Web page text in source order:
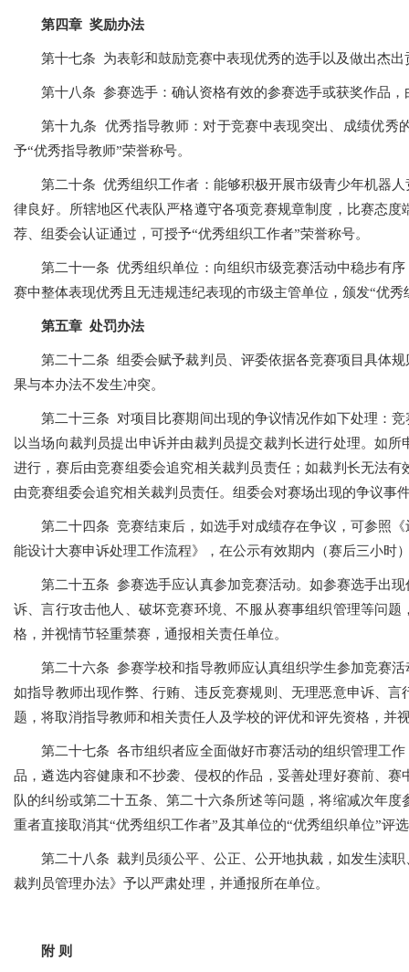
第四章 奖励办法
第十七条 为表彰和鼓励竞赛中表现优秀的选手以及做出杰
第十八条 参赛选手：确认资格有效的参赛选手或获奖作品
第十九条 优秀指导教师：对于竞赛中表现突出、成绩优秀
予“优秀指导教师”荣誉称号。
第二十条 优秀组织工作者：能够积极开展市级青少年机器
律良好。所辖地区代表队严格遵守各项竞赛规章制度，比赛态
荐、组委会认证通过，可授予“优秀组织工作者”荣誉称号。
第二十一条 优秀组织单位：向组织市级竞赛活动中稳步有
赛中整体表现优秀且无违规违纪表现的市级主管单位，颁发“优秀
第五章 处罚办法
第二十二条 组委会赋予裁判员、评委依据各竞赛项目具体
果与本办法不发生冲突。
第二十三条 对项目比赛期间出现的争议情况作如下处理：
以当场向裁判员提出申诉并由裁判员提交裁判长进行处理。如
进行，赛后由竞赛组委会追究相关裁判员责任；如裁判长无法
由竞赛组委会追究相关裁判员责任。组委会对赛场出现的争议事
第二十四条 竞赛结束后，如选手对成绩存在争议，可参照
能设计大赛申诉处理工作流程》，在公示有效期内（赛后三小时
第二十五条 参赛选手应认真参加竞赛活动。如参赛选手出
诉、言行攻击他人、破坏竞赛环境、不服从赛事组织管理等问
格，并视情节轻重禁赛，通报相关责任单位。
第二十六条 参赛学校和指导教师应认真组织学生参加竞赛
如指导教师出现作弊、行贿、违反竞赛规则、无理恶意申诉、
题，将取消指导教师和相关责任人及学校的评优和评先资格，并
第二十七条 各市组织者应全面做好市赛活动的组织管理工
品，遴选内容健康和不抄袭、侵权的作品，妥善处理好赛前、
队的纠纷或第二十五条、第二十六条所述等问题，将缩减次年
重者直接取消其“优秀组织工作者”及其单位的“优秀组织单位”评
第二十八条 裁判员须公平、公正、公开地执裁，如发生渎
裁判员管理办法》予以严肃处理，并通报所在单位。
附 则